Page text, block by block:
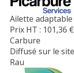
Ailette
Prix HT : 101,36 €
Carbure
Diffusé sur le site
Rau